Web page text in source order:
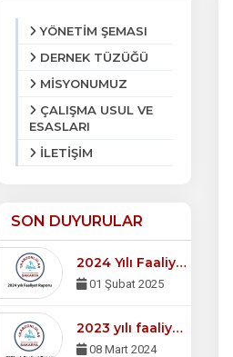
YÖNETİM ŞEMASI
DERNEK TÜZÜĞÜ
MİSYONUMUZ
ÇALIŞMA USUL VE
ESASLARI
İLETİŞİM
SON DUYURULAR
2024 Yılı Faaliyet Raporu
01 Şubat 2025
2023 yılı faaliyet raporu
08 Mart 2024